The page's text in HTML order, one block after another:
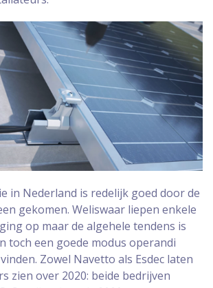
in Nederland is redelijk goed door de
gekomen. Weliswaar liepen enkele
op maar de algehele tendens is
toch een goede modus operandi
Zowel Navetto als Esdec laten
zien over 2020: beide bedrijven